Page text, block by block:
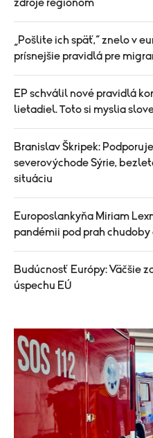
zdroje regiónom
„Pošlite ich späť,“ znelo v
prísnejšie pravidlá pre
EP schválil nové pravidlá
lietadiel. Toto si myslia
Branislav Škripek:
severovýchode Sýrie,
situáciu
Europoslankyňa Miriam
pandémii pod prah chudoby
Budúcnosť Európy: Väčšie
úspechu EÚ